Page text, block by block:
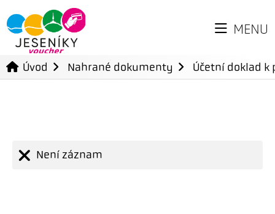
MENU
Úvod Nahrané dokumenty Účetní doklad
Není záznam